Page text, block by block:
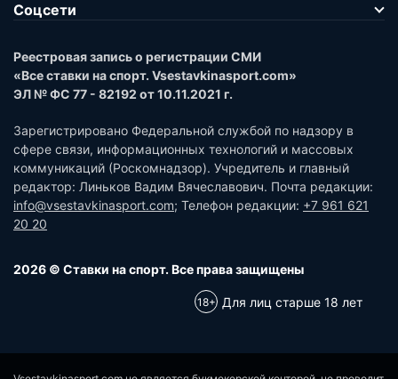
Соцсети
Реестровая запись о регистрации СМИ
«Все ставки на спорт. Vsestavkinasport.com»
ЭЛ № ФС 77 - 82192 от 10.11.2021 г.
Зарегистрировано Федеральной службой по надзору в
сфере связи, информационных технологий и массовых
коммуникаций (Роскомнадзор). Учредитель и главный
редактор: Линьков Вадим Вячеславович. Почта редакции:
info@vsestavkinasport.com; Телефон редакции: +7 961 621
20 20
2026 © Ставки на спорт. Все права защищены
Для лиц старше 18 лет